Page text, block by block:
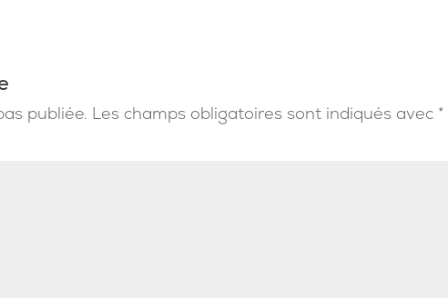
publiée. Les champs obligatoires sont indiqués avec *